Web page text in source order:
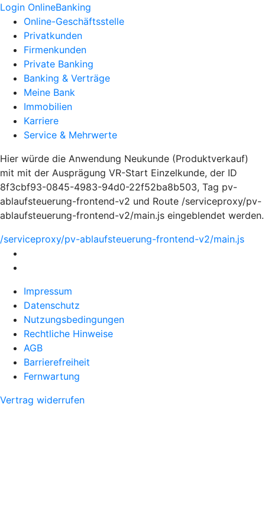
Login OnlineBanking
Online-Geschäftsstelle
Privatkunden
Firmenkunden
Private Banking
Banking & Verträge
Meine Bank
Immobilien
Karriere
Service & Mehrwerte
Hier würde die Anwendung Neukunde (Produktverkauf)
mit mit der Ausprägung VR-Start Einzelkunde, der ID
8f3cbf93-0845-4983-94d0-22f52ba8b503, Tag pv-
ablaufsteuerung-frontend-v2 und Route /serviceproxy/pv-
ablaufsteuerung-frontend-v2/main.js eingeblendet werden.
/serviceproxy/pv-ablaufsteuerung-frontend-v2/main.js
Impressum
Datenschutz
Nutzungsbedingungen
Rechtliche Hinweise
AGB
Barrierefreiheit
Fernwartung
Vertrag widerrufen